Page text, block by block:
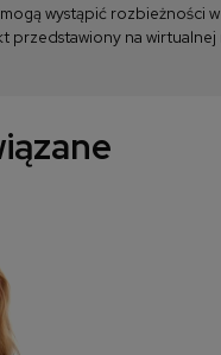
wystąpić rozbieżności
przedstawiony na wirtualnej